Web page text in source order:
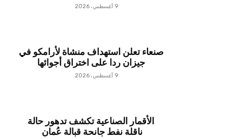
9 أغسطس، 2026
صنعاء تعلن استهداف منشاة لأرامكو في
جيزان ردا على اختراق أجوائها
9 أغسطس، 2026
الأقمار الصناعية تكشف تدهور حالة
ناقلة نفط جانحة قبالة عُمان